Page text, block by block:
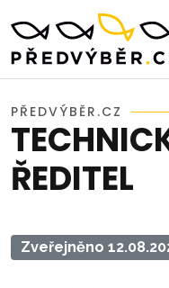
PŘEDVÝBĚR.CZ
ŘEDITEL
Zveřejněno